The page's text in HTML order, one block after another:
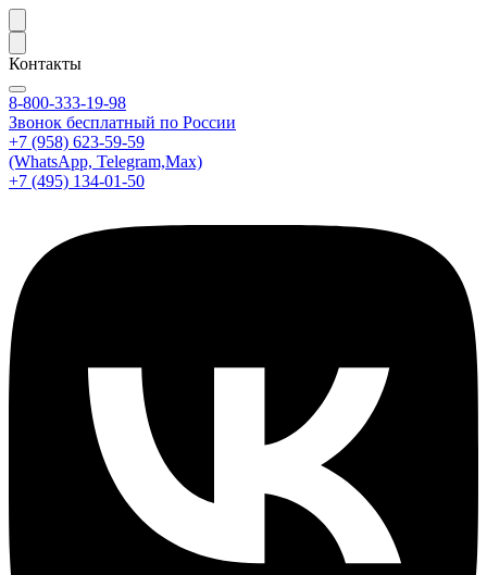
Контакты
8-800-333-19-98
Звонок бесплатный по России
+7 (958) 623-59-59
(WhatsApp, Telegram,Max)
+7 (495) 134-01-50